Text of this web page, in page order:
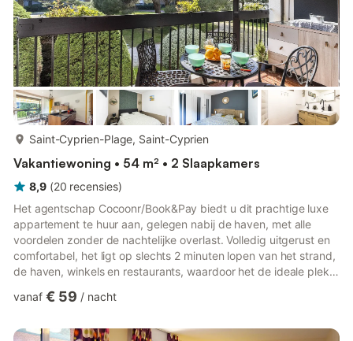
Saint-Cyprien-Plage, Saint-Cyprien
Vakantiewoning • 54 m² • 2 Slaapkamers
8,9 (20 recensies)
Het agentschap Cocoonr/Book&Pay biedt u dit prachtige luxe
appartement te huur aan, gelegen nabij de haven, met alle
voordelen zonder de nachtelijke overlast. Volledig uitgerust en
comfortabel, het ligt op slechts 2 minuten lopen van het strand,
de haven, winkels en restaurants, waardoor het de ideale plek
een zeer rustige residentie, zelfs in de zomer. De keuken,
inbegrepen, privé parkeergelegenheid. Wij wachten op u! De
vanaf € 59 / nacht